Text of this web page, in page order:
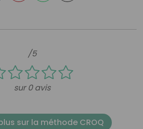
/5
sur 0 avis
sur la méthode CROQ